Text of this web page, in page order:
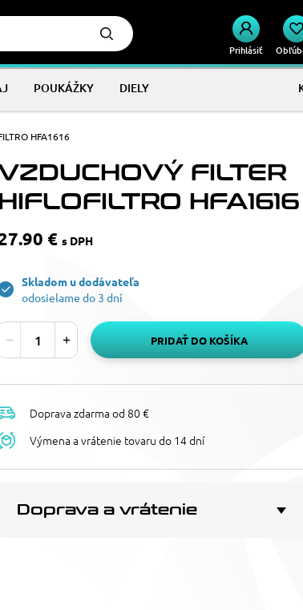
Prihlásiť
POUKÁŽKY DIELY
HFA1616
FILTER
HFA1616
€ s DPH
Skladom u dodávateľa
odosielame do 3 dní
PRIDAŤ DO KOŠÍKA
Doprava zdarma od 80 €
Výmena a vrátenie tovaru do 14 dní
Doprava a vrátenie